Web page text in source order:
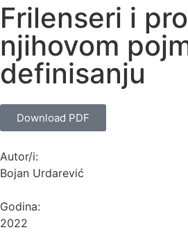
Frilenseri i
njihovom
definisanju
Download PDF
Autor/i:
Bojan Urdarević
Godina:
2022